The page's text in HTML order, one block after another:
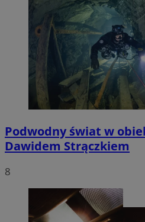
Podwodny świat w
Dawidem Strączkiem
8